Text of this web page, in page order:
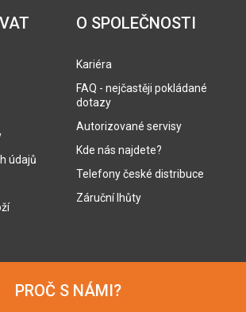
údajů
O SPOLEČNOSTI
Kariéra
FAQ - nejčastěji pokládané
dotazy
Autorizované servisy
Kde nás najdete?
Telefony české distribuce
Záruční lhůty
PROČ S NÁMI?